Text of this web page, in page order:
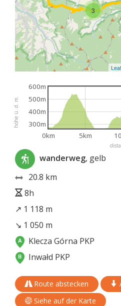
3
höhe ü. d. m.
0km 5km
300m
400m
500m
600m
wanderweg, gelb
20.8 km
8h
↗ 1 118 m
↘ 1 050 m
Klecza Górna PKP
Inwałd PKP
Route abstecken
Siehe auf der Karte